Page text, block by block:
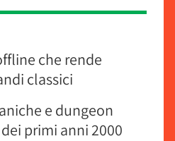
che rende
classici
e dungeon
primi anni 2000